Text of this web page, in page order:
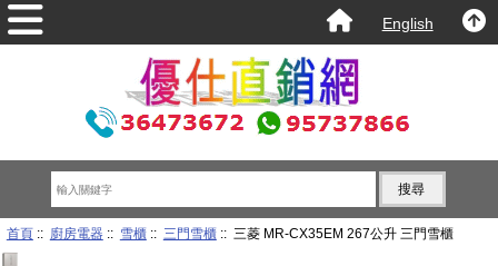
English
首頁:: 廚房電器:: 雪櫃:: 三門雪櫃:: 三菱 MR-CX35EM 267公升 三門雪櫃